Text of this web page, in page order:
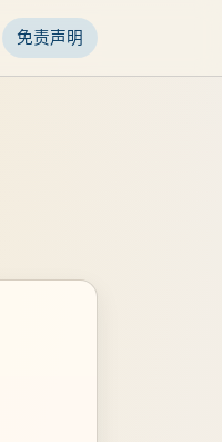
免责声明